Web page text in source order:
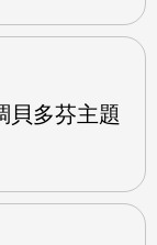
貝多芬主題